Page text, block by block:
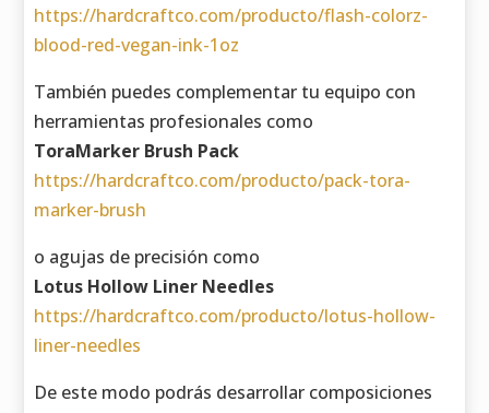
https://hardcraftco.com/producto/flash-colorz-
blood-red-vegan-ink-1oz
También puedes complementar tu equipo con
herramientas profesionales como
ToraMarker Brush Pack
https://hardcraftco.com/producto/pack-tora-
marker-brush
o agujas de precisión como
Lotus Hollow Liner Needles
https://hardcraftco.com/producto/lotus-hollow-
liner-needles
De este modo podrás desarrollar composiciones